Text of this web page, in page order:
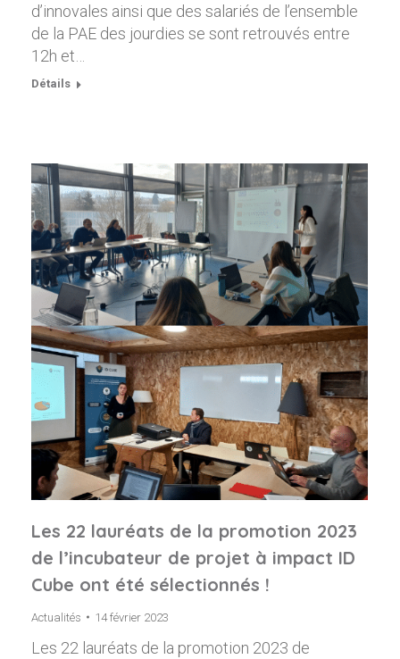
d’innovales ainsi que des salariés de l’ensemble
de la PAE des jourdies se sont retrouvés entre
12h et…
Détails
Les 22 lauréats de la promotion 2023
de l’incubateur de projet à impact ID
Cube ont été sélectionnés !
Actualités 14 février 2023
Les 22 lauréats de la promotion 2023 de